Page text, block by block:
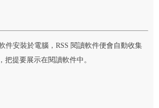
件安裝於電腦，RSS 閱讀軟件便會自動收集
把提要展示在閱讀軟件中。